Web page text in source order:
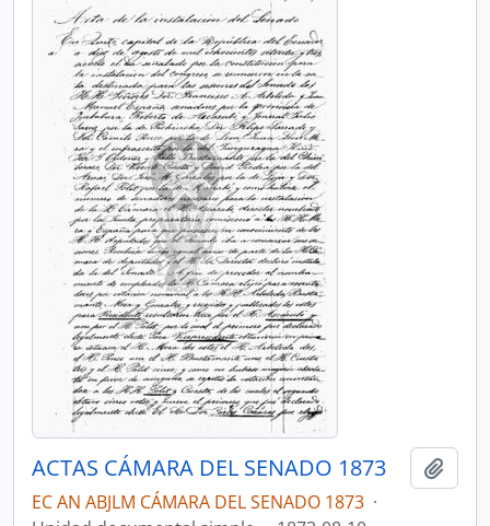
ACTAS CÁMARA DEL SENADO 1873
EC AN ABJLM CÁMARA DEL SENADO 1873 ·